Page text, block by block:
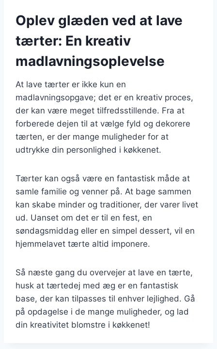
Oplev glæden ved at lave
tærter: En kreativ
madlavningsoplevelse
At lave tærter er ikke kun en
madlavningsopgave; det er en kreativ proces,
der kan være meget tilfredsstillende. Fra at
forberede dejen til at vælge fyld og dekorere
tærten, er der mange muligheder for at
udtrykke din personlighed i køkkenet.
Tærter kan også være en fantastisk måde at
samle familie og venner på. At bage sammen
kan skabe minder og traditioner, der varer livet
ud. Uanset om det er til en fest, en
søndagsmiddag eller en simpel dessert, vil en
hjemmelavet tærte altid imponere.
Så næste gang du overvejer at lave en tærte,
husk at tærtedej med æg er en fantastisk
base, der kan tilpasses til enhver lejlighed. Gå
på opdagelse i de mange muligheder, og lad
din kreativitet blomstre i køkkenet!